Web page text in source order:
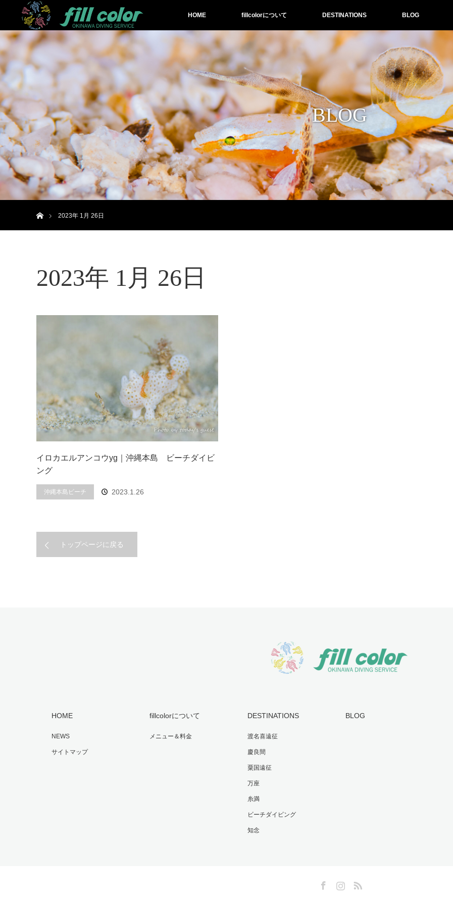
HOME fillcolorについて DESTINATIONS BLOG
BLOG
2023年 1月 26日
2023年 1月 26日
イロカエルアンコウyg｜沖縄本島 ビーチダイビ
ング
沖縄本島ビーチ 2023.1.26
トップページに戻る
HOME
NEWS
サイトマップ
fillcolorについて
メニュー＆料金
DESTINATIONS
渡名喜遠征
慶良間
粟国遠征
万座
糸満
ビーチダイビング
知念
BLOG